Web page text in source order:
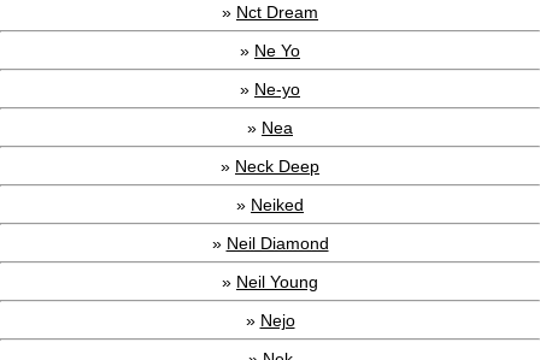
» Nct Dream
» Ne Yo
» Ne-yo
» Nea
» Neck Deep
» Neiked
» Neil Diamond
» Neil Young
» Nejo